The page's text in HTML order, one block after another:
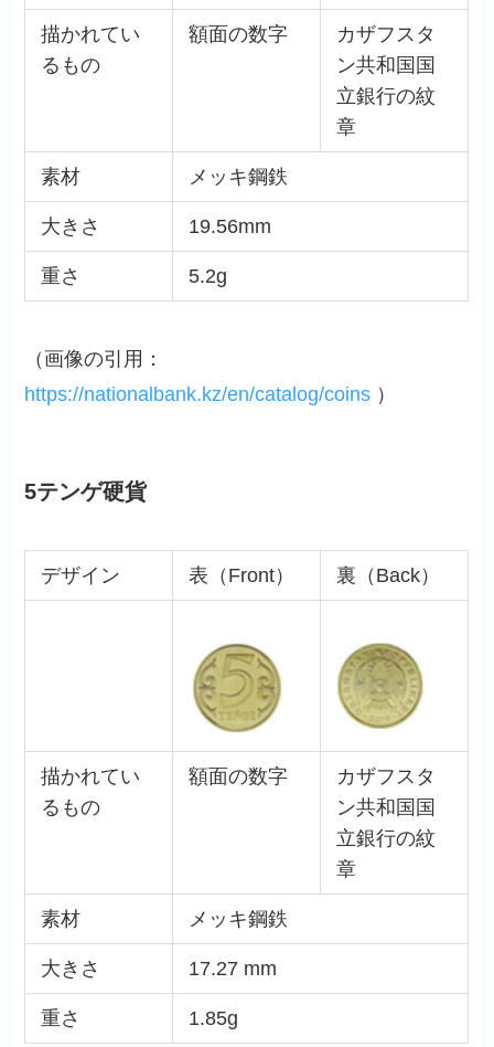
描かれてい
るもの
額面の数字
カザフスタ
ン共和国国
立銀行の紋
章
素材 メッキ鋼鉄
大きさ 19.56mm
重さ 5.2g
（画像の引用：
https://nationalbank.kz/en/catalog/coins ）
5テンゲ硬貨
デザイン 表（Front） 裏（Back）
描かれてい
るもの
額面の数字
カザフスタ
ン共和国国
立銀行の紋
章
素材 メッキ鋼鉄
大きさ 17.27 mm
重さ 1.85g